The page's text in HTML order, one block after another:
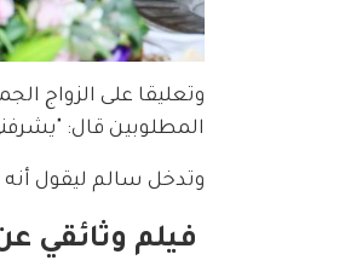
وتعليقا على الزواج
المطلوبين قال:
وتدخل سالم ليقول
فيلم وثائقي